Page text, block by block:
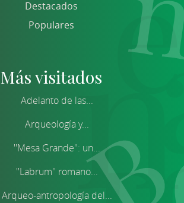
Destacados
Populares
Más visitados
Adelanto de las...
Arqueología y...
''Mesa Grande'': un...
''Labrum'' romano...
Arqueo-antropología del...